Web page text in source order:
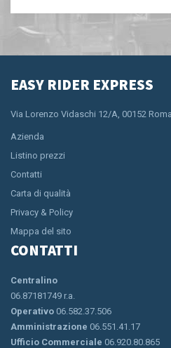
EASY RIDER EXPRESS
Via Lorenzo Vidaschi 12/A, 00152 Roma
Azienda
Listino prezzi
Contatti
Carta di qualità
Privacy & Policy
Mappa del sito
CONTATTI
Centralino
06.87181749 r.a.
Operativo 06.582.37.506
Amministrazione 06.551.41.17
Ufficio Commerciale 06.920.80.865